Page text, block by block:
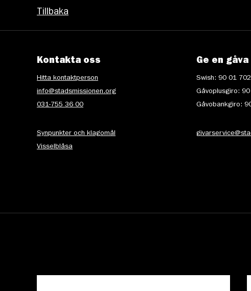
Tillbaka
Kontakta oss
Hitta kontaktperson
info@stadsmissionen.org
031-755 36 00
Synpunkter och klagomål
Visselblåsa
Ge en gåva
Swish: 90 01 702
Gåvoplusgiro:
Gåvobankgiro: